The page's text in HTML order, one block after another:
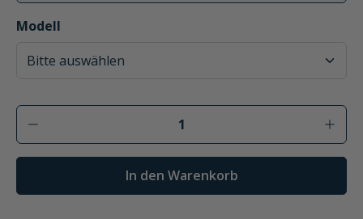
Produkt Anzahl: Gib den gewünschten
In den Warenkorb